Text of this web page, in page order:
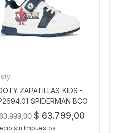
ZAPATILLAS KIDS -
SPIDERMAN BCO
$ 63.799,00
sin Impuestos